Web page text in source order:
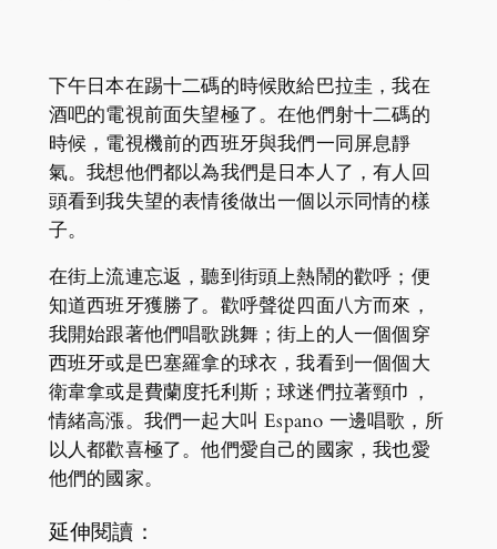
下午日本在踢十二碼的時候敗給巴拉圭，我在
酒吧的電視前面失望極了。在他們射十二碼的
時候，電視機前的西班牙與我們一同屏息靜
氣。我想他們都以為我們是日本人了，有人回
頭看到我失望的表情後做出一個以示同情的樣
子。
在街上流連忘返，聽到街頭上熱鬧的歡呼；便
知道西班牙獲勝了。歡呼聲從四面八方而來，
我開始跟著他們唱歌跳舞；街上的人一個個穿
西班牙或是巴塞羅拿的球衣，我看到一個個大
衛韋拿或是費蘭度托利斯；球迷們拉著頸巾，
情緒高漲。我們一起大叫 Espano 一邊唱歌，所
以人都歡喜極了。他們愛自己的國家，我也愛
他們的國家。
延伸閱讀：